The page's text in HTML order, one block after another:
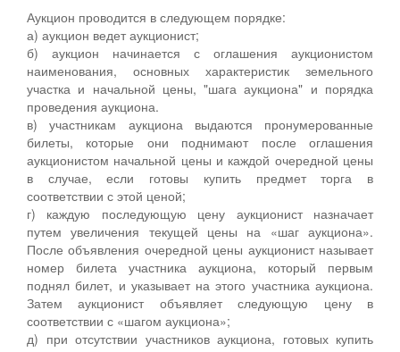
Аукцион проводится в следующем порядке:
а) аукцион ведет аукционист;
б) аукцион начинается с оглашения аукционистом
наименования, основных характеристик земельного
участка и начальной цены, "шага аукциона" и порядка
проведения аукциона.
в) участникам аукциона выдаются пронумерованные
билеты, которые они поднимают после оглашения
аукционистом начальной цены и каждой очередной цены
в случае, если готовы купить предмет торга в
соответствии с этой ценой;
г) каждую последующую цену аукционист назначает
путем увеличения текущей цены на «шаг аукциона».
После объявления очередной цены аукционист называет
номер билета участника аукциона, который первым
поднял билет, и указывает на этого участника аукциона.
Затем аукционист объявляет следующую цену в
соответствии с «шагом аукциона»;
д) при отсутствии участников аукциона, готовых купить